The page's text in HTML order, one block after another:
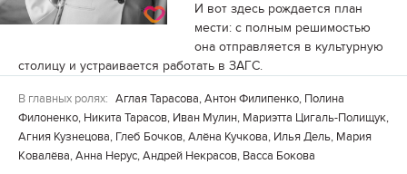
И вот здесь рождается план
мести: с полным решимостью
она отправляется в культурную
столицу и устраивается работать в ЗАГС.
В главных ролях: Аглая Тарасова, Антон Филипенко, Полина
Филоненко, Никита Тарасов, Иван Мулин, Мариэтта Цигаль-Полищук,
Агния Кузнецова, Глеб Бочков, Алёна Кучкова, Илья Дель, Мария
Ковалёва, Анна Нерус, Андрей Некрасов, Васса Бокова